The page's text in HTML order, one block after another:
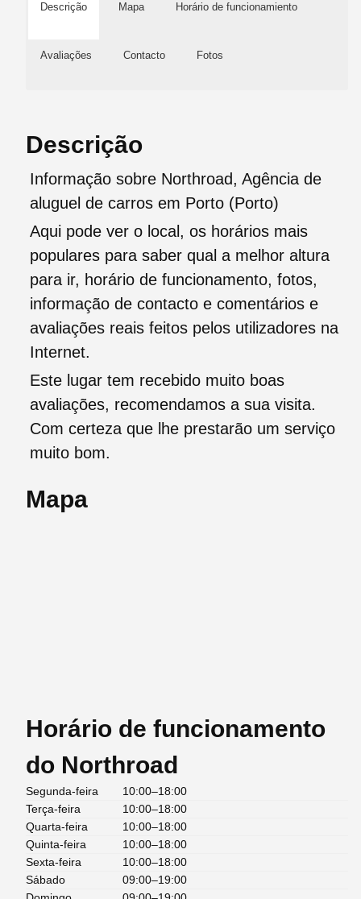
Descrição Mapa Horário de funcionamiento
Avaliações Contacto Fotos
Descrição
Informação sobre Northroad, Agência de
aluguel de carros em Porto (Porto)
Aqui pode ver o local, os horários mais
populares para saber qual a melhor altura
para ir, horário de funcionamento, fotos,
informação de contacto e comentários e
avaliações reais feitos pelos utilizadores na
Internet.
Este lugar tem recebido muito boas
avaliações, recomendamos a sua visita.
Com certeza que lhe prestarão um serviço
muito bom.
Mapa
Horário de funcionamento
do Northroad
Segunda-feira
10:00–18:00
Terça-feira
10:00–18:00
Quarta-feira
10:00–18:00
Quinta-feira
10:00–18:00
Sexta-feira
10:00–18:00
Sábado
09:00–19:00